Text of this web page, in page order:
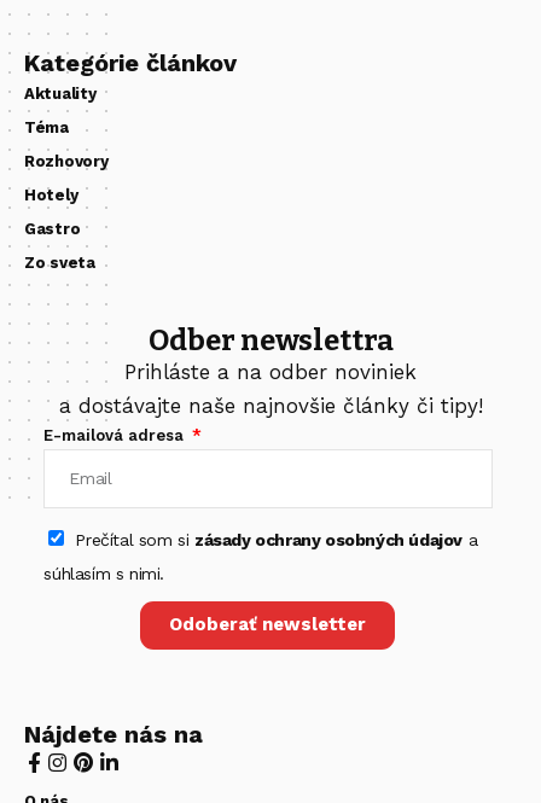
Kategórie článkov
Aktuality
Téma
Rozhovory
Hotely
Gastro
Zo sveta
Odber newslettra
Prihláste a na odber noviniek
a dostávajte naše najnovšie články či tipy!
E-mailová adresa
Prečítal som si zásady ochrany osobných údajova
súhlasím s nimi.
Odoberať newsletter
Nájdete nás na